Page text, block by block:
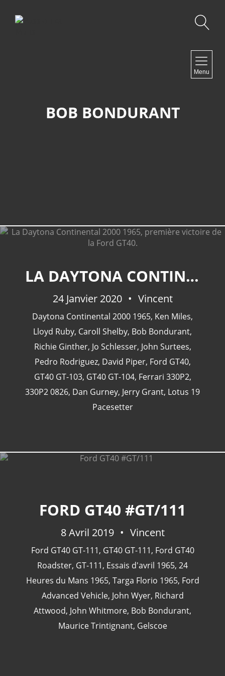
Menu
BOB BONDURANT
LA DAYTONA CONTINENTAL 2000 1965, PREMIÈRE VICTOIRE DE LA FORD GT40.
24 Janvier 2020 Vincent
Daytona Continental 2000 1965, Ken Miles,
Lloyd Ruby, Caroll Shelby, Bob Bondurant,
Richie Ginther, Jo Schlesser, John Surtees,
Pedro Rodriguez, David Piper, Ford GT40,
GT40 GT-103, GT40 GT-104, Ferrari 330P2,
330P2 0826, Dan Gurney, Jerry Grant, Lotus 19
Pacesetter
FORD GT40 #GT/111
8 Avril 2019 Vincent
Ford GT40 GT-111, GT40 GT-111, Ford GT40
Roadster, GT-111, Essais d'avril 1965, 24
Heures du Mans 1965, Targa Florio 1965, Ford
Advanced Vehicle, John Wyer, Richard
Attwood, John Whitmore, Bob Bondurant,
Maurice Trintignant, Gelscoe
CATÉGORIES
24 Heures Du Mans 1963
Artcar